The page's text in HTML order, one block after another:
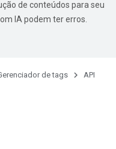
de conteúdos para seu
IA podem ter erros.
de tags
API